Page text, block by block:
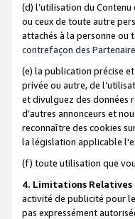
(d) l’utilisation du
ou ceux de toute autre
attachés à la personne
contrefaçon des
(e) la publication précise
privée ou autre, de
et divulguez des données
d’autres annonceurs et
reconnaître des cookies
la législation applicable
(f) toute utilisation que
4. Limitations Relatives
activité de publicité pour
pas expressément